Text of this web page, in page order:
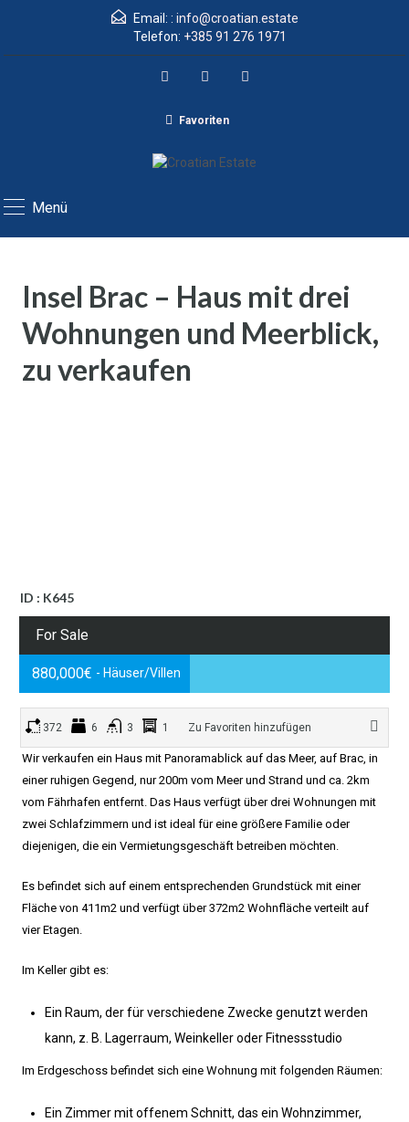
Email: : info@croatian.estate
Telefon: +385 91 276 1971
Favoriten
Menü
Insel Brac – Haus mit drei
Wohnungen und Meerblick,
zu verkaufen
ID : K645
For Sale
880,000€ - Häuser/Villen
372 6 3 1 Zu Favoriten hinzufügen
Wir verkaufen ein Haus mit Panoramablick auf das Meer, auf Brac, in
einer ruhigen Gegend, nur 200m vom Meer und Strand und ca. 2km
vom Fährhafen entfernt. Das Haus verfügt über drei Wohnungen mit
zwei Schlafzimmern und ist ideal für eine größere Familie oder
diejenigen, die ein Vermietungsgeschäft betreiben möchten.
Es befindet sich auf einem entsprechenden Grundstück mit einer
Fläche von 411m2 und verfügt über 372m2 Wohnfläche verteilt auf
vier Etagen.
Im Keller gibt es:
Ein Raum, der für verschiedene Zwecke genutzt werden
kann, z. B. Lagerraum, Weinkeller oder Fitnessstudio
Im Erdgeschoss befindet sich eine Wohnung mit folgenden Räumen:
Ein Zimmer mit offenem Schnitt, das ein Wohnzimmer,